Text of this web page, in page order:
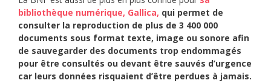
bibliothèque numérique, Gallica, qui permet de
consulter la reproduction de plus de 3 400 000
documents sous format texte, image ou sonore afin
de sauvegarder des documents trop endommagés
pour être consultés ou devant être sauvés d’urgence
car leurs données risquaient d’être perdues à jamais.